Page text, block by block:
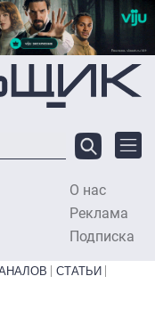
О нас
Реклама
Подписка
СТАТЬИ